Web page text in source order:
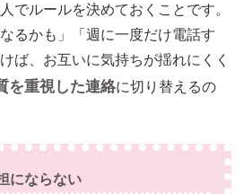
でルールを決めておくことです。
るかも」「週に一度だけ電話す
ば、お互いに気持ちが揺れにくく
を重視した連絡に切り替えるの
にならない